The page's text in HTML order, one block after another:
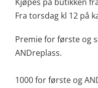
Fra torsdag kl 12 på
Premie for første og
ANDreplass.
1000 for første og